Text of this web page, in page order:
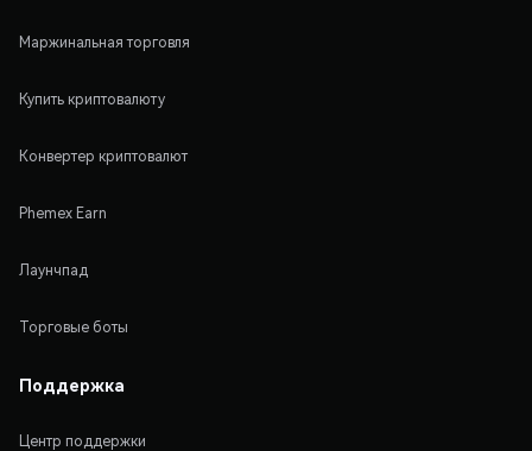
Маржинальная торговля
Купить криптовалюту
Конвертер криптовалют
Phemex Earn
Лаунчпад
Торговые боты
Поддержка
Центр поддержки